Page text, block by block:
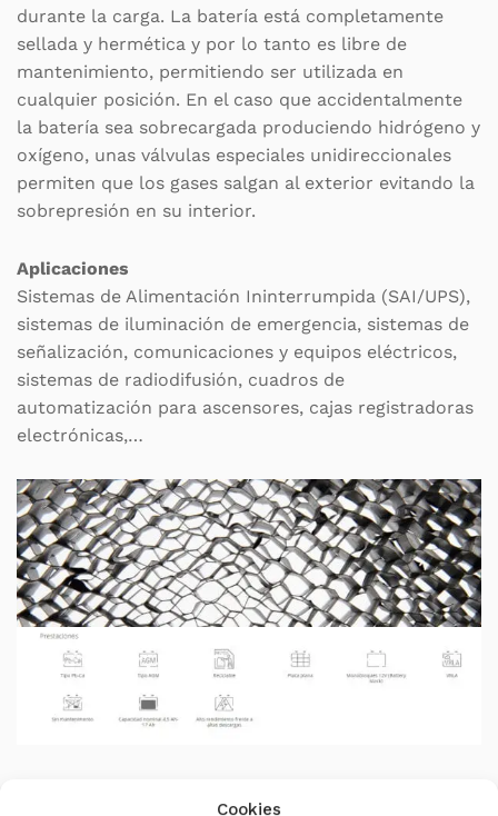
Cookies
durante la carga. La batería está completamente
sellada y hermética y por lo tanto es libre de
mantenimiento, permitiendo ser utilizada en
cualquier posición. En el caso que accidentalmente
la batería sea sobrecargada produciendo hidrógeno y
oxígeno, unas válvulas especiales unidireccionales
permiten que los gases salgan al exterior evitando la
sobrepresión en su interior.
Aplicaciones
Sistemas de Alimentación Ininterrumpida (SAI/UPS),
sistemas de iluminación de emergencia, sistemas de
señalización, comunicaciones y equipos eléctricos,
sistemas de radiodifusión, cuadros de
automatización para ascensores, cajas registradoras
electrónicas,…